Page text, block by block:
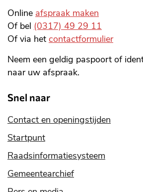
Online afspraak maken
Of bel (0317) 49 29 11
Of via het contactformulier
Neem een geldig paspoort of
naar uw afspraak.
Snel naar
Contact en openingstijden
Startpunt
Raadsinformatiesysteem
Gemeentearchief